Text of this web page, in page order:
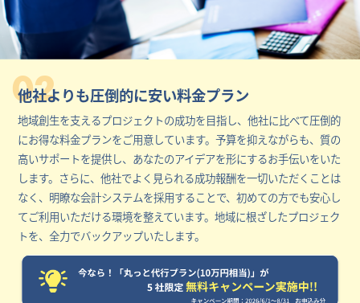
02
他社よりも圧倒的に安い料金プラン
地域創生を支えるプロジェクトの成功を目指し、他社に比べて圧倒的
にお得な料金プランをご用意しています。予算を抑えながらも、質の
高いサポートを提供し、あなたのアイデアを形にするお手伝いをいた
します。さらに、他社でよく見られる成功報酬を一切いただくことは
なく、明瞭な会計システムを採用することで、初めての方でも安心し
てご利用いただける環境を整えています。地域に根ざしたプロジェク
トを、全力でバックアップいたします。